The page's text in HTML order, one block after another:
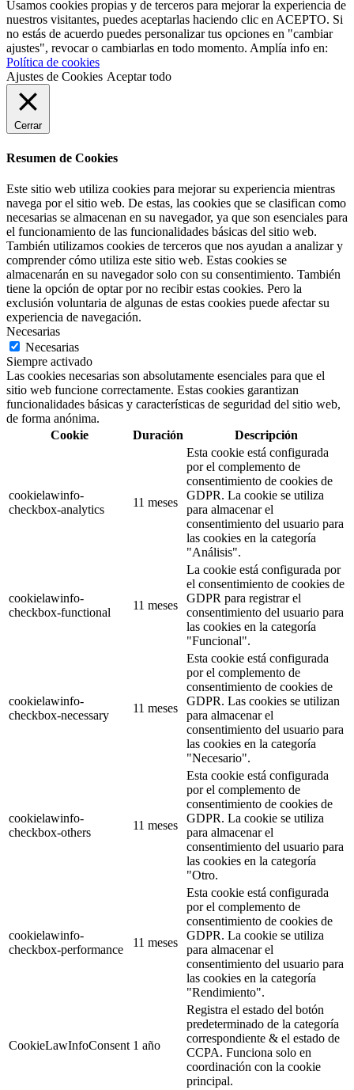
Usamos cookies propias y de terceros para mejorar la experiencia de
nuestros visitantes, puedes aceptarlas haciendo clic en ACEPTO. Si
no estás de acuerdo puedes personalizar tus opciones en "cambiar
ajustes", revocar o cambiarlas en todo momento. Amplía info en:
Política de cookies
Ajustes de Cookies Aceptar todo
Cerrar
Resumen de Cookies
Este sitio web utiliza cookies para mejorar su experiencia mientras
navega por el sitio web. De estas, las cookies que se clasifican como
necesarias se almacenan en su navegador, ya que son esenciales para
el funcionamiento de las funcionalidades básicas del sitio web.
También utilizamos cookies de terceros que nos ayudan a analizar y
comprender cómo utiliza este sitio web. Estas cookies se
almacenarán en su navegador solo con su consentimiento. También
tiene la opción de optar por no recibir estas cookies. Pero la
exclusión voluntaria de algunas de estas cookies puede afectar su
experiencia de navegación.
Necesarias
Necesarias
Siempre activado
Las cookies necesarias son absolutamente esenciales para que el
sitio web funcione correctamente. Estas cookies garantizan
funcionalidades básicas y características de seguridad del sitio web,
de forma anónima.
Cookie
Duración Descripción
cookielawinfo-
checkbox-analytics
11 meses
Esta cookie está configurada
por el complemento de
consentimiento de cookies de
GDPR. La cookie se utiliza
para almacenar el
consentimiento del usuario para
las cookies en la categoría
"Análisis".
cookielawinfo-
checkbox-functional
11 meses
La cookie está configurada por
el consentimiento de cookies de
GDPR para registrar el
consentimiento del usuario para
las cookies en la categoría
"Funcional".
cookielawinfo-
checkbox-necessary
11 meses
Esta cookie está configurada
por el complemento de
consentimiento de cookies de
GDPR. Las cookies se utilizan
para almacenar el
consentimiento del usuario para
las cookies en la categoría
"Necesario".
cookielawinfo-
checkbox-others
11 meses
Esta cookie está configurada
por el complemento de
consentimiento de cookies de
GDPR. La cookie se utiliza
para almacenar el
consentimiento del usuario para
las cookies en la categoría
"Otro.
cookielawinfo-
checkbox-performance
11 meses
Esta cookie está configurada
por el complemento de
consentimiento de cookies de
GDPR. La cookie se utiliza
para almacenar el
consentimiento del usuario para
las cookies en la categoría
"Rendimiento".
CookieLawInfoConsent 1 año
Registra el estado del botón
predeterminado de la categoría
correspondiente & el estado de
CCPA. Funciona solo en
coordinación con la cookie
principal.